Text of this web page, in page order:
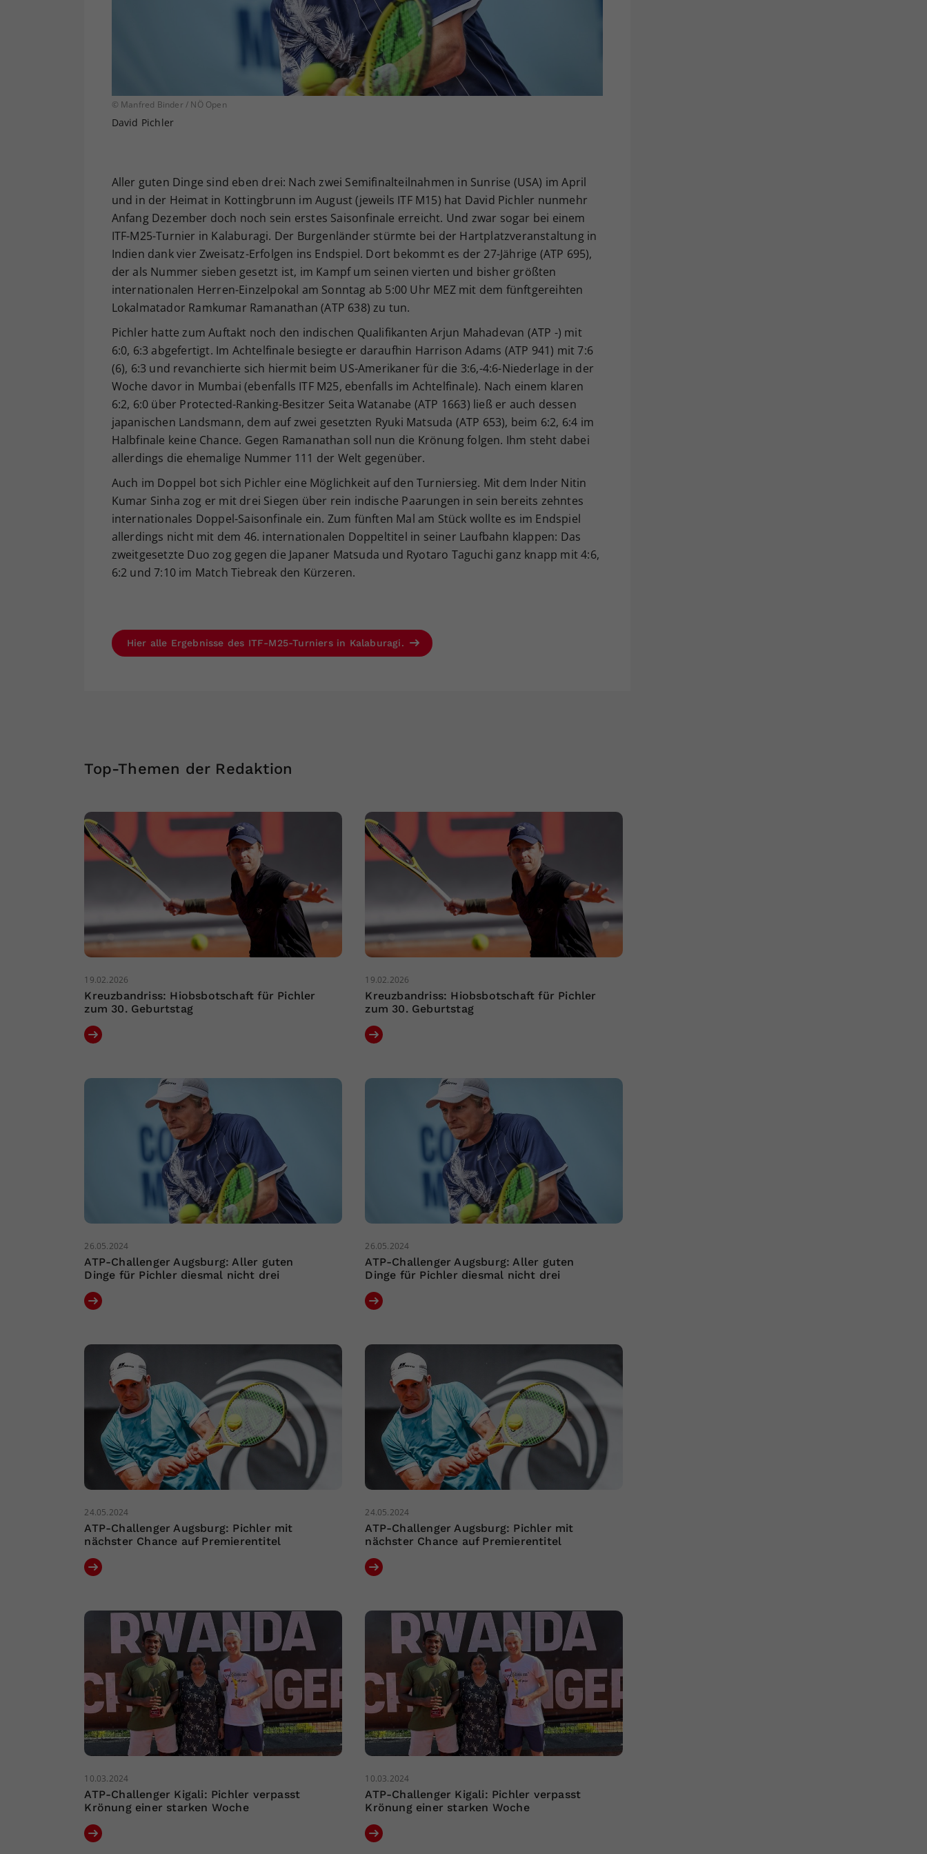
© Manfred Binder / NÖ Open
David Pichler
Aller guten Dinge sind eben drei: Nach zwei Semifinalteilnahmen in Sunrise (USA) im April
und in der Heimat in Kottingbrunn im August (jeweils ITF M15) hat David Pichler nunmehr
Anfang Dezember doch noch sein erstes Saisonfinale erreicht. Und zwar sogar bei einem
ITF-M25-Turnier in Kalaburagi. Der Burgenländer stürmte bei der Hartplatzveranstaltung in
Indien dank vier Zweisatz-Erfolgen ins Endspiel. Dort bekommt es der 27-Jährige (ATP 695),
der als Nummer sieben gesetzt ist, im Kampf um seinen vierten und bisher größten
internationalen Herren-Einzelpokal am Sonntag ab 5:00 Uhr MEZ mit dem fünftgereihten
Lokalmatador Ramkumar Ramanathan (ATP 638) zu tun.
Pichler hatte zum Auftakt noch den indischen Qualifikanten Arjun Mahadevan (ATP -) mit
6:0, 6:3 abgefertigt. Im Achtelfinale besiegte er daraufhin Harrison Adams (ATP 941) mit 7:6
(6), 6:3 und revanchierte sich hiermit beim US-Amerikaner für die 3:6,-4:6-Niederlage in der
Woche davor in Mumbai (ebenfalls ITF M25, ebenfalls im Achtelfinale). Nach einem klaren
6:2, 6:0 über Protected-Ranking-Besitzer Seita Watanabe (ATP 1663) ließ er auch dessen
japanischen Landsmann, dem auf zwei gesetzten Ryuki Matsuda (ATP 653), beim 6:2, 6:4 im
Halbfinale keine Chance. Gegen Ramanathan soll nun die Krönung folgen. Ihm steht dabei
allerdings die ehemalige Nummer 111 der Welt gegenüber.
Auch im Doppel bot sich Pichler eine Möglichkeit auf den Turniersieg. Mit dem Inder Nitin
Kumar Sinha zog er mit drei Siegen über rein indische Paarungen in sein bereits zehntes
internationales Doppel-Saisonfinale ein. Zum fünften Mal am Stück wollte es im Endspiel
allerdings nicht mit dem 46. internationalen Doppeltitel in seiner Laufbahn klappen: Das
zweitgesetzte Duo zog gegen die Japaner Matsuda und Ryotaro Taguchi ganz knapp mit 4:6,
6:2 und 7:10 im Match Tiebreak den Kürzeren.
Hier alle Ergebnisse des ITF-M25-Turniers in Kalaburagi.
Top-Themen der Redaktion
19.02.2026
Kreuzbandriss: Hiobsbotschaft für Pichler
zum 30. Geburtstag
19.02.2026
Kreuzbandriss: Hiobsbotschaft für Pichler
zum 30. Geburtstag
26.05.2024
ATP-Challenger Augsburg: Aller guten
Dinge für Pichler diesmal nicht drei
26.05.2024
ATP-Challenger Augsburg: Aller guten
Dinge für Pichler diesmal nicht drei
24.05.2024
ATP-Challenger Augsburg: Pichler mit
nächster Chance auf Premierentitel
24.05.2024
ATP-Challenger Augsburg: Pichler mit
nächster Chance auf Premierentitel
10.03.2024
ATP-Challenger Kigali: Pichler verpasst
Krönung einer starken Woche
10.03.2024
ATP-Challenger Kigali: Pichler verpasst
Krönung einer starken Woche
Ihrer vorgenommen Einstellungen, falls der
Webseiten-Betreiber dies eingestellt hat.